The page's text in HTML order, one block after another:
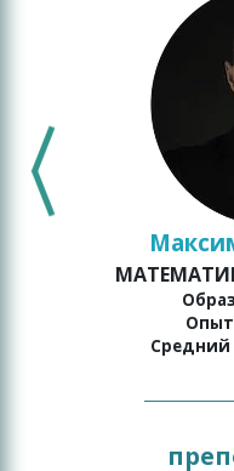
Опыт
Средний